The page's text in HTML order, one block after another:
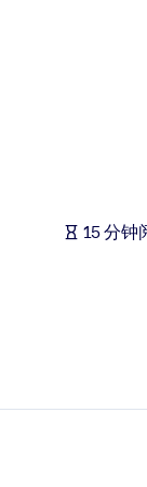
的人工智能系统提
15 分钟